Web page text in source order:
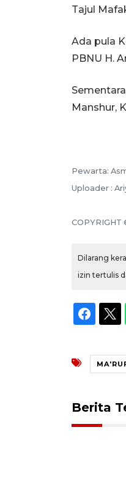
Tajul
Ada pula
PBNU H.
Manshur,
Pewarta:
Uploader :
COPYRIGHT
Dilarang
izin tertulis
Berita